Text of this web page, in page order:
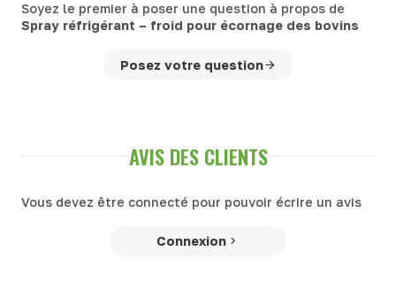
Soyez le premier à poser une question à propos de
Spray réfrigérant – froid pour écornage des bovins
Posez votre question
AVIS DES CLIENTS
Vous devez être connecté pour pouvoir écrire un avis
Connexion